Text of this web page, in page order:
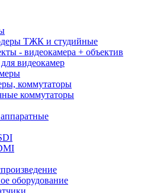
ТЖК и студийные
- видеокамера + объектив
видеокамер
коммутаторы
коммутаторы
оборудование